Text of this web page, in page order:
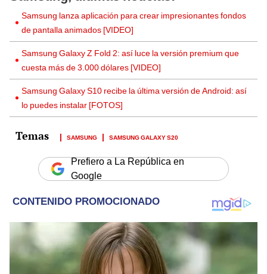
Samsung lanza aplicación para crear impresionantes fondos
de pantalla animados [VIDEO]
Samsung Galaxy Z Fold 2: así luce la versión premium que
cuesta más de 3.000 dólares [VIDEO]
Samsung Galaxy S10 recibe la última versión de Android: así
lo puedes instalar [FOTOS]
SAMSUNG SAMSUNG GALAXY S20
Prefiero a La República en
Google